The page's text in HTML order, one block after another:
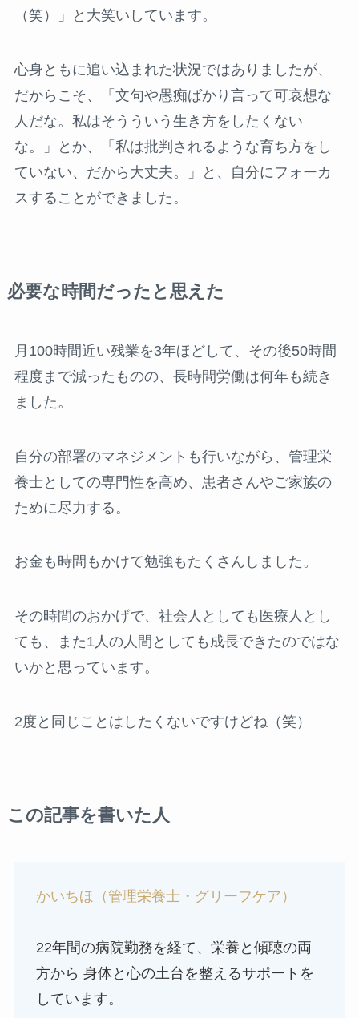
（笑）」と大笑いしています。
心身ともに追い込まれた状況ではありましたが、
だからこそ、「文句や愚痴ばかり言って可哀想な
人だな。私はそうういう生き方をしたくない
な。」とか、「私は批判されるような育ち方をし
ていない、だから大丈夫。」と、自分にフォーカ
スすることができました。
必要な時間だったと思えた
月100時間近い残業を3年ほどして、その後50時間
程度まで減ったものの、長時間労働は何年も続き
ました。
自分の部署のマネジメントも行いながら、管理栄
養士としての専門性を高め、患者さんやご家族の
ために尽力する。
お金も時間もかけて勉強もたくさんしました。
その時間のおかげで、社会人としても医療人とし
ても、また1人の人間としても成長できたのではな
いかと思っています。
2度と同じことはしたくないですけどね（笑）
この記事を書いた人
かいちほ（管理栄養士・グリーフケア）
22年間の病院勤務を経て、栄養と傾聴の両
方から 身体と心の土台を整えるサポートを
しています。